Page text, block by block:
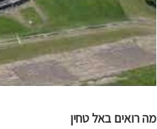
מה רואים באל טחין